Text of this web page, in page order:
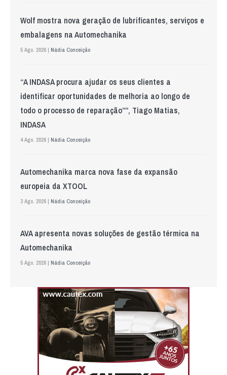
Wolf mostra nova geração de lubrificantes, serviços e
embalagens na Automechanika
5 Ago. 2026 | Nádia Conceição
“A INDASA procura ajudar os seus clientes a
identificar oportunidades de melhoria ao longo de
todo o processo de reparação””, Tiago Matias,
INDASA
4 Ago. 2026 | Nádia Conceição
Automechanika marca nova fase da expansão
europeia da XTOOL
3 Ago. 2026 | Nádia Conceição
AVA apresenta novas soluções de gestão térmica na
Automechanika
5 Ago. 2026 | Nádia Conceição